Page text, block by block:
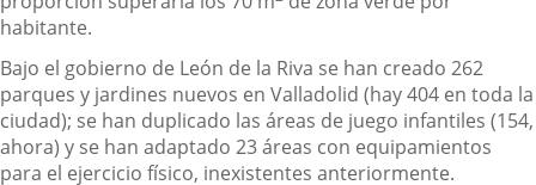
habitante.
Bajo el gobierno de León de la Riva se han creado 262
parques y jardines nuevos en Valladolid (hay 404 en toda la
ciudad); se han duplicado las áreas de juego infantiles (154,
ahora) y se han adaptado 23 áreas con equipamientos
para el ejercicio físico, inexistentes anteriormente.